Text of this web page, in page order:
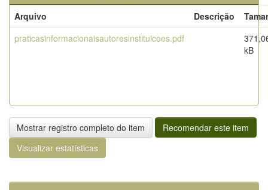
Arquivo
Descrição
praticasinformacionaisautoresinstituicoes.pdf
kB
Mostrar registro completo do item
Recomendar este item
Visualizar estatísticas